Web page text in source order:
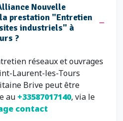
Nouvelle
prestation "Entretien
industriels" à
?
réseaux et ouvrages
Laurent-les-Tours
Brive peut être
au +33587017140, via le
contact